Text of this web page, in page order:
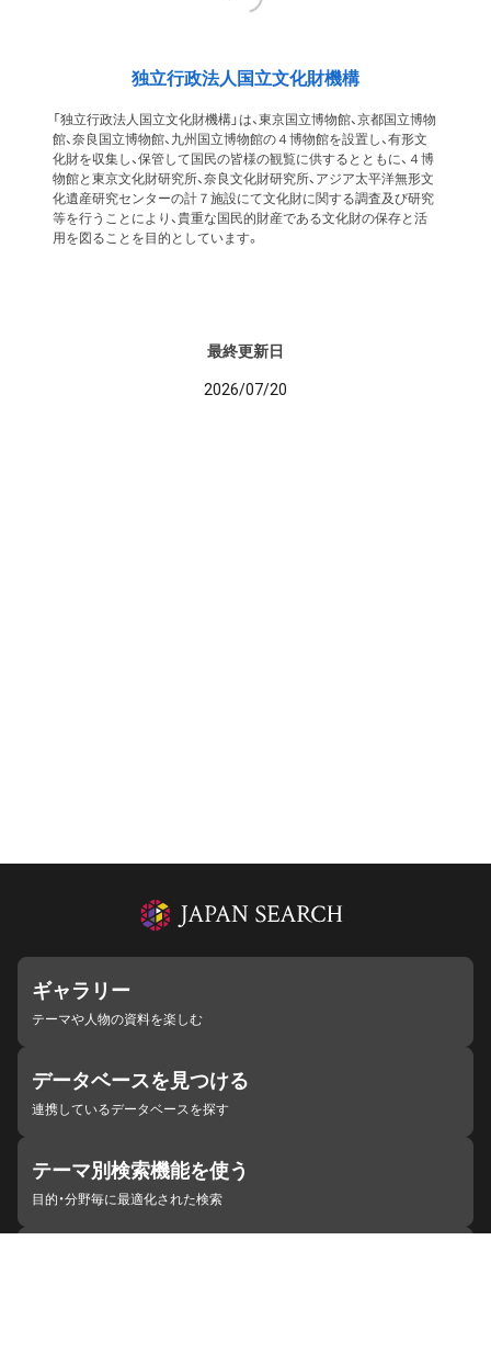
独立行政法人国立文化財機構
「独立行政法人国立文化財機構」は、東京国立博物館、京都国立博物
館、奈良国立博物館、九州国立博物館の４博物館を設置し、有形文
化財を収集し、保管して国民の皆様の観覧に供するとともに、４博
物館と東京文化財研究所、奈良文化財研究所、アジア太平洋無形文
化遺産研究センターの計７施設にて文化財に関する調査及び研究
等を行うことにより、貴重な国民的財産である文化財の保存と活
用を図ることを目的としています。
最終更新日
2026/07/20
ギャラリー
テーマや人物の資料を楽しむ
データベースを見つける
連携しているデータベースを探す
テーマ別検索機能を使う
目的・分野毎に最適化された検索